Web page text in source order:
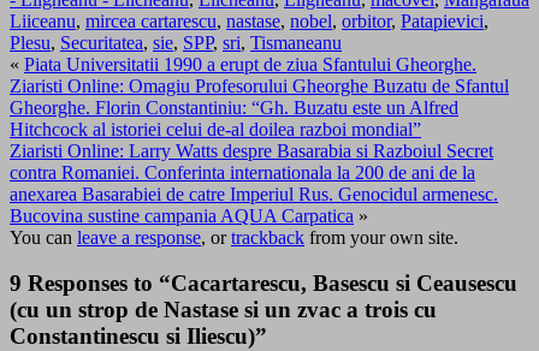
Liiceanu, mircea cartarescu, nastase, nobel, orbitor, Patapievici,
Plesu, Securitatea, sie, SPP, sri, Tismaneanu
« Piata Universitatii 1990 a erupt de ziua Sfantului Gheorghe.
Ziaristi Online: Omagiu Profesorului Gheorghe Buzatu de Sfantul
Gheorghe. Florin Constantiniu: “Gh. Buzatu este un Alfred
Hitchcock al istoriei celui de-al doilea razboi mondial”
Ziaristi Online: Larry Watts despre Basarabia si Razboiul Secret
contra Romaniei. Conferinta internationala la 200 de ani de la
anexarea Basarabiei de catre Imperiul Rus. Genocidul armenesc.
Bucovina sustine campania AQUA Carpatica »
You can leave a response, ortrackback from your own site.
9 Responses to “Cacartarescu, Basescu si Ceausescu
(cu un strop de Nastase si un zvac a trois cu
Constantinescu si Iliescu)”